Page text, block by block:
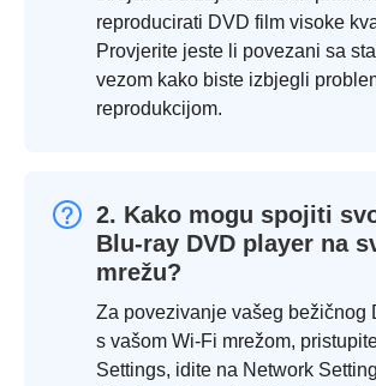
reproducirati DVD film visoke
Provjerite jeste li povezani sa
vezom kako biste izbjegli
reprodukcijom.
2. Kako mogu spojiti
Blu-ray DVD player na
mrežu?
Za povezivanje vašeg bežičnog
s vašom Wi-Fi mrežom,
Settings, idite na Network